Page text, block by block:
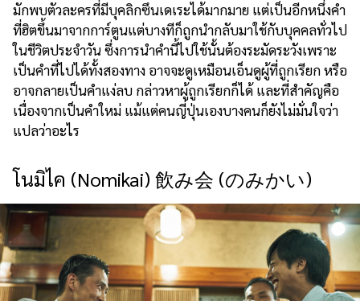
มักพบตัวละครที่มีบุคลิกซึนเดเระได้มากมาย แต่เป็นอีกหนึ่งคำ
ที่ฮิตขึ้นมาจากการ์ตูนแต่บางทีก็ถูกนำกลับมาใช้กับบุคคลทั่วไป
ในชีวิตประจำวัน ซึ่งการนำคำนี้ไปใช้นั้นต้องระมัดระวังเพราะ
เป็นคำที่ไปได้ทั้งสองทาง อาจจะดูเหมือนเอ็นดูผู้ที่ถูกเรียก หรือ
อาจกลายเป็นคำแง่ลบ กล่าวหาผู้ถูกเรียกก็ได้ และที่สำคัญคือ
เนื่องจากเป็นคำใหม่ แม้แต่คนญี่ปุ่นเองบางคนก็ยังไม่มั่นใจว่า
แปลว่าอะไร
โนมิไค (Nomikai) 飲み会 (のみかい)